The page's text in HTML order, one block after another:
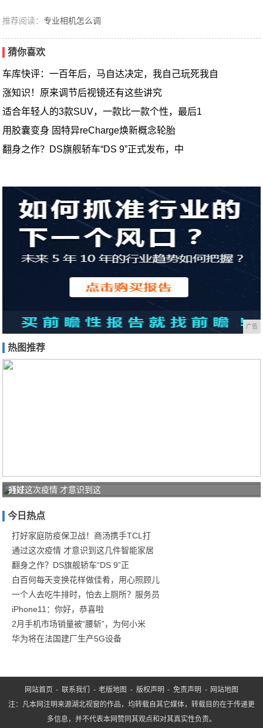
推荐阅读：专业相机怎么调
猜你喜欢
车库快评：一百年后，马自达决定，我自己玩死我自
涨知识！原来调节后视镜还有这些讲究
适合年轻人的3款SUV，一款比一款个性，最后1
用胶囊变身 固特异reCharge焕新概念轮胎
翻身之作？DS旗舰轿车“DS 9”正式发布，中
广告
热图推荐
打好
防疫
保卫
战！
商汤
通过这次疫情 才意识到这
今日热点
打好家庭防疫保卫战！商汤携手TCL打
通过这次疫情 才意识到这几件智能家居
翻身之作？DS旗舰轿车“DS 9”正
白百何每天变换花样做佳肴，用心照顾儿
一个人去吃牛排时，怕去上厕所？服务员
iPhone11：你好，恭喜啦
2月手机市场销量被“腰斩”，为何小米
华为将在法国建厂生产5G设备
网站首页 - 联系我们 -老版地图 - 版权声明 -免责声明 - 网站地图
注：凡本网注明来源湖北视窗的作品，均转载自其它媒体，转载目的在于传递更
多信息，并不代表本网赞同其观点和对其真实性负责。